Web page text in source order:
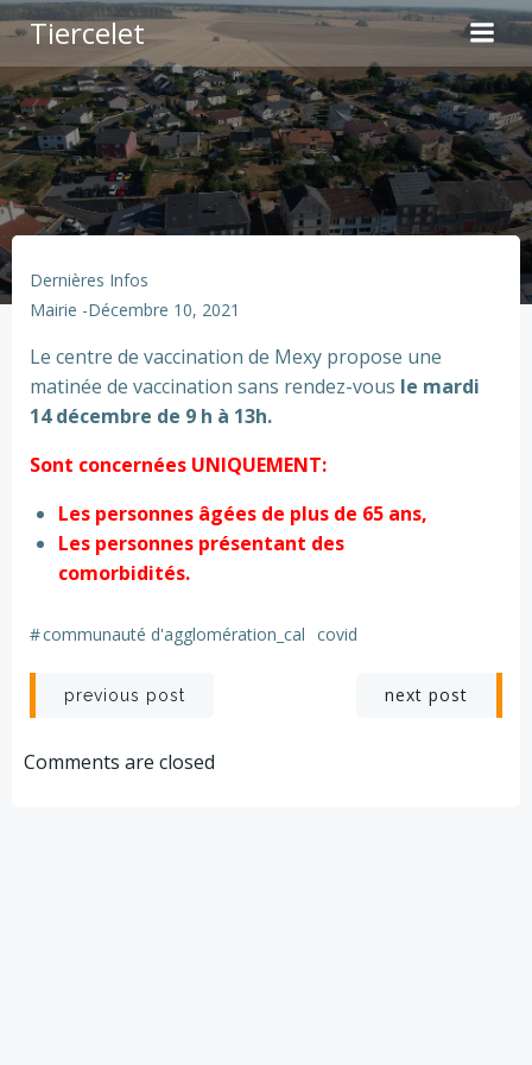
Aller
contenu
Tiercelet
Dernières Infos
Mairie -Décembre 10, 2021
Le centre de vaccination de Mexy propose une
matinée de vaccination sans rendez-vous le mardi
14 décembre de 9 h à 13h.
Sont concernées UNIQUEMENT:
Les personnes âgées de plus de 65 ans,
Les personnes présentant des
comorbidités.
#communauté d'agglomération_cal covid
Post
navigation
previous post next post
Comments are closed